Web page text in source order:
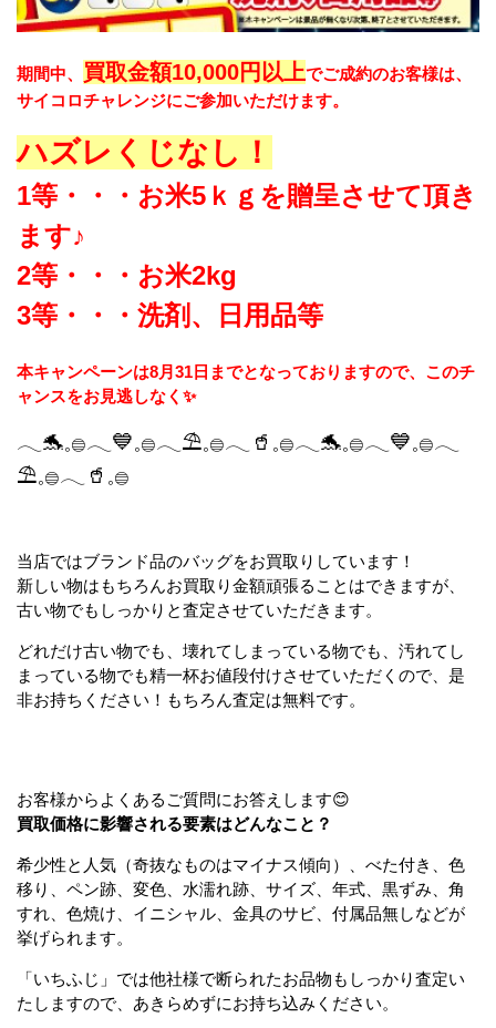
期間中、 買取金額10,000円以上でご成約のお客様は、
サイコロチャレンジにご参加いただけます。
ハズレくじなし！
1等・・・お米5ｋｇを贈呈させて頂き
ます♪
2等・・・お米2kg
3等・・・洗剤、日用品等
本キャンペーンは8月31日までとなっておりますので、このチ
ャンスをお見逃しなく✨
𓂃🐬𓈒𓐍𓂃💙𓈒𓐍𓂃⛱️𓈒𓐍𓂃🥤𓈒𓐍𓂃🐬𓈒𓐍𓂃💙𓈒𓐍𓂃
⛱️𓈒𓐍𓂃🥤𓈒𓐍
当店ではブランド品のバッグをお買取りしています！
新しい物はもちろんお買取り金額頑張ることはできますが、
古い物でもしっかりと査定させていただきます。
どれだけ古い物でも、壊れてしまっている物でも、汚れてし
まっている物でも精一杯お値段付けさせていただくので、是
非お持ちください！もちろん査定は無料です。
お客様からよくあるご質問にお答えします😊
買取価格に影響される要素はどんなこと？
希少性と人気（奇抜なものはマイナス傾向）、べた付き、色
移り、ペン跡、変色、水濡れ跡、サイズ、年式、黒ずみ、角
すれ、色焼け、イニシャル、金具のサビ、付属品無しなどが
挙げられます。
「いちふじ」では他社様で断られたお品物もしっかり査定い
たしますので、あきらめずにお持ち込みください。